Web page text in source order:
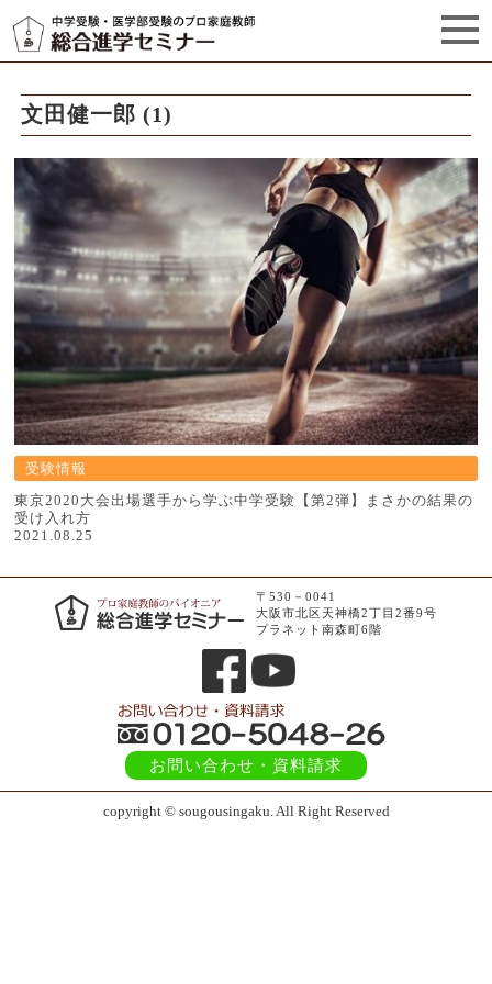
セミナーからのお知らせ（5）
文田健一郎 (1)
受験情報
東京2020大会出場選手から学ぶ中学受験【第2弾】まさかの結果の
受け入れ方
2021.08.25
〒530－0041
大阪市北区天神橋2丁目2番9号
プラネット南森町6階
お問い合わせ ・資料請求
copyright © sougousingaku. All Right Reserved